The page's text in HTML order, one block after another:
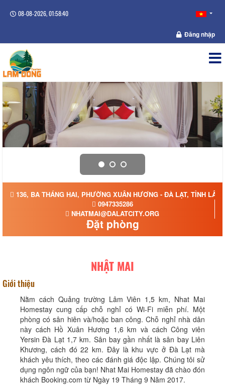
08-08-2026, 01:58:40
Đăng nhập
136, BA THÁNG HAI, PHƯỜNG XUÂN HƯƠNG - ĐÀ LẠT, TỈNH LÂM
0947335286
NHATMAI@DALATCITY.ORG
Đặt phòng
NHẬT MAI
Giới thiệu
Nằm cách Quảng trường Lâm Viên 1,5 km, Nhat Mai
Homestay cung cấp chỗ nghỉ có Wi-Fi miễn phí. Một
phòng có sân hiên và/hoặc ban công. Chỗ nghỉ nhà dân
này cách Hồ Xuân Hương 1,6 km và cách Công viên
Yersin Đà Lạt 1,7 km. Sân bay gần nhất là sân bay Liên
Khương, cách đó 22 km. Đây là khu vực ở Đà Lạt mà
khách yêu thích, theo các đánh giá độc lập. Chúng tôi sử
dụng ngôn ngữ của bạn! Nhat Mai Homestay đã chào đón
khách Booking.com từ Ngày 19 Tháng 9 Năm 2017.